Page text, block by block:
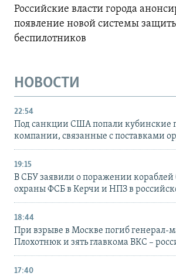
Российские власти города
появление новой системы
беспилотников
НОВОСТИ
22:54
Под санкции США попали кубинские
компании, связанные с поставками
19:15
В СБУ заявили о поражении кораблей
охраны ФСБ в Керчи и НПЗ в
18:44
При взрыве в Москве погиб генерал-
Плохотнюк и зять главкома ВКС –
17:40